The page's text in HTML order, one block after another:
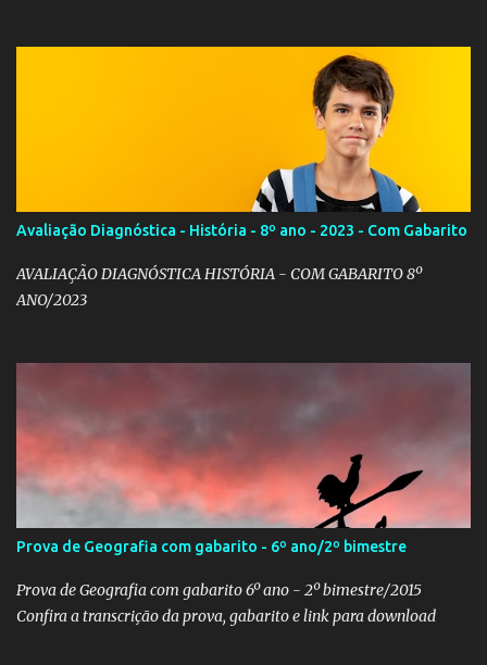
Avaliação Diagnóstica - História - 8º ano - 2023 - Com Gabarito
AVALIAÇÃO DIAGNÓSTICA HISTÓRIA - COM GABARITO 8º
ANO/2023
Prova de Geografia com gabarito - 6º ano/2º bimestre
Prova de Geografia com gabarito 6º ano - 2º bimestre/2015
Confira a transcrição da prova, gabarito e link para download